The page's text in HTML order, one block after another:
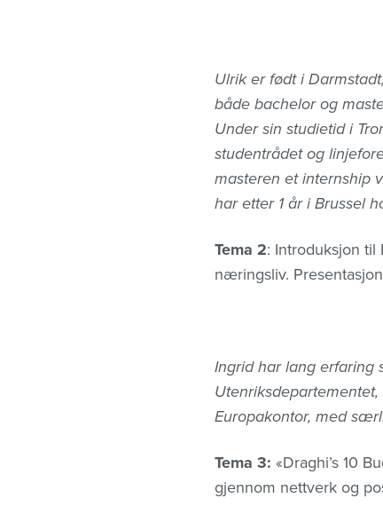
Ulrik er født i
både bachelor og
Under sin studietid i
studentrådet og
masteren et internship
har etter 1 år i Brussel
Tema 2: Introduksjon
næringsliv.
Ingrid har lang erfaring
Europakontor, med
Tema 3: «Draghi’s 10
gjennom nettverk og